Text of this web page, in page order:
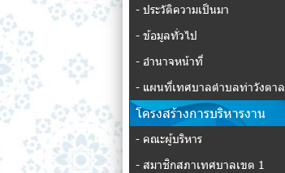
- ประวัติความเป็นมา
- ข้อมูลทั่วไป
- อำนาจหน้าที่
- แผนที่เทศบาลตำบลท่าวังตาล
โครงสร้างการบริหารงาน
- คณะผู้บริหาร
- สมาชิกสภาเทศบาลเขต 1